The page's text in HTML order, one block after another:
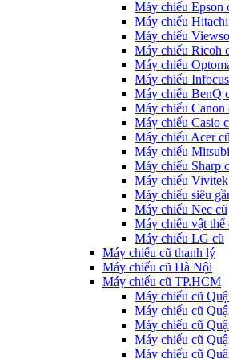
Máy chiếu Epson
Máy chiếu
Máy chiếu
Máy chiếu Ricoh
Máy chiếu
Máy chiếu
Máy chiếu BenQ
Máy chiếu Canon
Máy chiếu Casio
Máy chiếu Acer cũ
Máy chiếu
Máy chiếu Sharp
Máy chiếu
Máy chiếu siêu
Máy chiếu Nec cũ
Máy chiếu vật thể
Máy chiếu LG cũ
Máy chiếu cũ thanh lý
Máy chiếu cũ Hà Nội
Máy chiếu cũ TP.HCM
Máy chiếu cũ
Máy chiếu cũ
Máy chiếu cũ
Máy chiếu cũ
Máy chiếu cũ